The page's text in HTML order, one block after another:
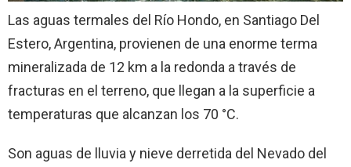
Las aguas termales del Río Hondo, en Santiago Del
Estero, Argentina, provienen de una enorme terma
mineralizada de 12 km a la redonda a través de
fracturas en el terreno, que llegan a la superficie a
temperaturas que alcanzan los 70 °C.
Son aguas de lluvia y nieve derretida del Nevado del